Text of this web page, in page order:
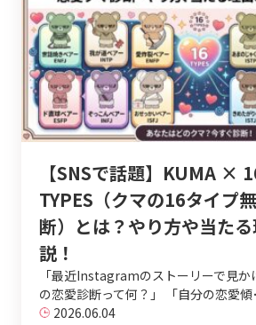
【SNSで話題】KUMA ×
TYPES（クマの16タイプ
断）とは？やり方や当た
説！
「最近Instagramのストーリーで見か
の恋愛診断って何？」 「自分の恋愛傾
2026.06.04